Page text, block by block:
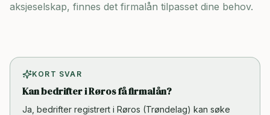
aksjeselskap, finnes det firmalån tilpasset dine behov.
KORT SVAR
Kan bedrifter i Røros få firmalån?
Ja, bedrifter registrert i Røros (Trøndelag) kan søke